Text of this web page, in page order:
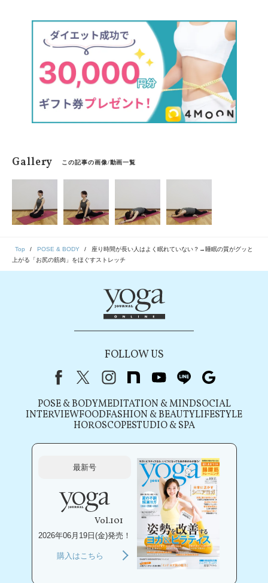
Gallery この記事の画像/動画一覧
Top POSE & BODY
座り時間が長い人はよく眠れていない？→睡眠の質がグッと
上がる「お尻の筋肉」をほぐすストレッチ
FOLLOW US
FacebookX（旧Twitter）
instagram
note youtubeline
POSE & BODYMEDITATION & MINDSOCIAL
INTERVIEWFOODFASHION & BEAUTYLIFESTYLE
HOROSCOPESTUDIO & SPA
最新号
Vol.101
2026年06月19日(金)発売！
購入はこちら